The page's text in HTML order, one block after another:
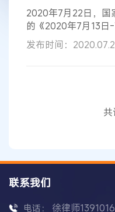
2020年7月22日，国
的《2020年7月13日
中案件列表》显示，
司与环胜信息技术（
集中申报。此前，
中简易案件公示表
发布时间：
共
联系我们
电话： 徐律师